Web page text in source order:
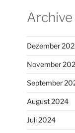
Archive
Dezember
November
September
August 2024
Juli 2024